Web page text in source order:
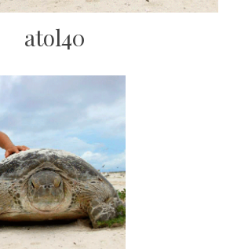
atol40